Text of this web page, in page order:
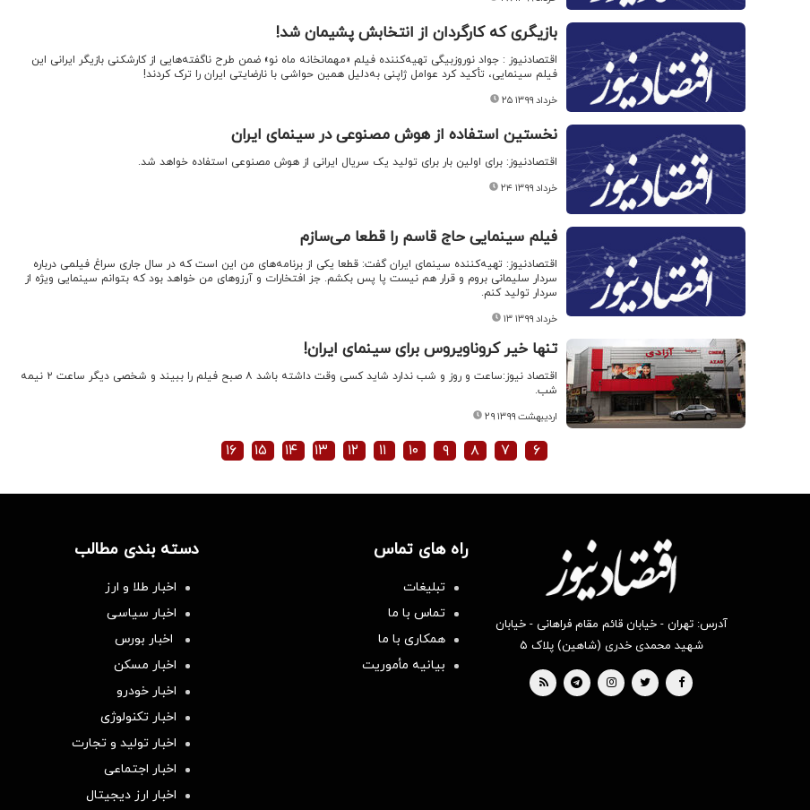
بازیگری که کارگردان از انتخابش پشیمان شد!
اقتصادنیوز : جواد نوروزبیگی تهیه‌کننده فیلم «مهمانخانه ماه نو» ضمن طرح ناگفته‌هایی از کارشکنی بازیگر ایرانی این
فیلم سینمایی، تأکید کرد عوامل ژاپنی به‌دلیل همین حواشی با نارضایتی ایران را ترک کردند!
۲۵ خرداد ۱۳۹۹
نخستین استفاده از هوش مصنوعی در سینمای ایران
اقتصادنیوز: برای اولین بار برای تولید یک سریال ایرانی از هوش مصنوعی استفاده خواهد شد.
۲۴ خرداد ۱۳۹۹
فیلم سینمایی حاج قاسم را قطعا می‌سازم
اقتصادنیوز: تهیه‌کننده سینمای ایران گفت: قطعا یکی از برنامه‌های من این است که در سال جاری سراغ فیلمی درباره
سردار سلیمانی بروم و قرار هم نیست پا پس بکشم. جز افتخارات و آرزوهای من خواهد بود که بتوانم سینمایی ویژه از
سردار تولید کنم.
۱۳ خرداد ۱۳۹۹
تنها خیر کروناویروس برای سینمای ایران!
اقتصاد نیوز:ساعت و روز و شب ندارد شاید کسی وقت داشته باشد ۸ صبح فیلم را ببیند و شخصی دیگر ساعت ۲ نیمه
شب.
۲۹ اردیبهشت ۱۳۹۹
۶ ۷ ۸ ۹ ۱۰ ۱۱ ۱۲ ۱۳ ۱۴ ۱۵ ۱۶
آدرس: تهران - خیابان قائم مقام فراهانی - خیابان
شهید محمدی خدری (شاهین) پلاک ۵
راه های تماس
تبلیغات
تماس با ما
همکاری با ما
بیانیه مأموریت
دسته بندی مطالب
اخبار طلا و ارز
اخبار سیاسی
اخبار بورس
اخبار مسکن
اخبار خودرو
اخبار تکنولوژی
اخبار تولید و تجارت
اخبار اجتماعی
اخبار ارز دیجیتال